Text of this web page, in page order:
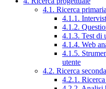
4.1. Ricerca primaria
4.1.1.
4.1.2.
4.1.3. Test di
4.1.4. Web
4.1.5.
utente
4.2. Ricerca
4.2.1.